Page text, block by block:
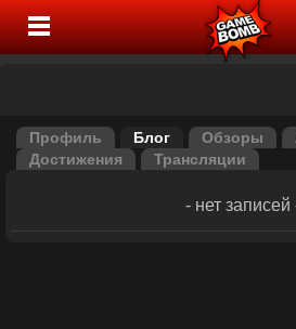
Профиль Блог Обзоры
Достижения
Трансляции
- нет записей